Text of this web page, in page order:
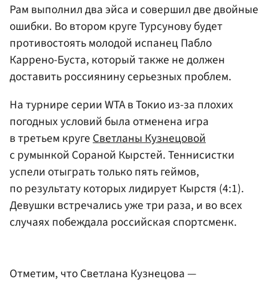
Рам выполнил два эйса и совершил две двойные
ошибки. Во втором круге Турсунову будет
противостоять молодой испанец Пабло
Каррено-Буста, который также не должен
доставить россиянину серьезных проблем.
На турнире серии WTA в Токио из-за плохих
погодных условий была отменена игра
в третьем кругеСветланы Кузнецовой
с румынкой Сораной Кырстей. Теннисистки
успели отыграть только пять геймов,
по результату которых лидирует Кырстя (4:1).
Девушки встречались уже три раза, и во всех
случаях побеждала российская спортсменк.
Отметим, что Светлана Кузнецова —